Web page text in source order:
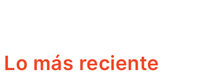
Lo más reciente